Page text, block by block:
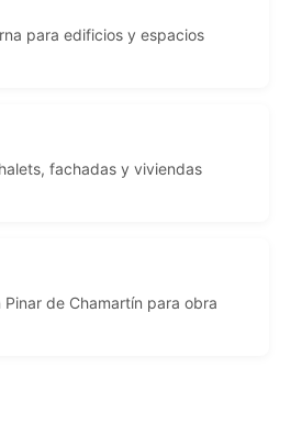
para edificios y espacios
fachadas y viviendas
de Chamartín para obra